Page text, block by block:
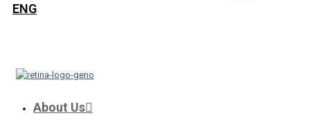
ENG
About Us